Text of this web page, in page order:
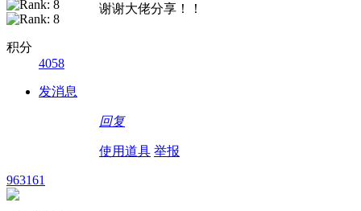
积分
4058
发消息
谢谢大佬分享！！
回复
使用道具 举报
963161